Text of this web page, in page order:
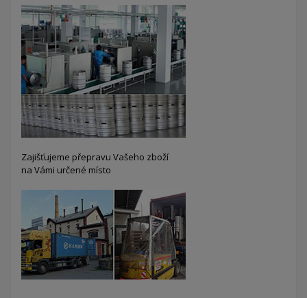
Zajišťujeme přepravu Vašeho zboží
na Vámi určené místo